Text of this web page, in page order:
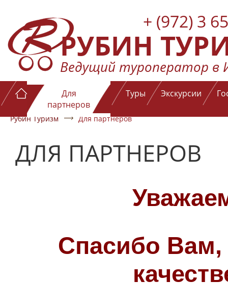
+ (972) 3
РУБИН
Ведущий туроператор в
Для
партнеров
Туры Экскурсии
Рубин Туризм Для партнеров
ДЛЯ ПАРТНЕРОВ
Спасибо Вам,